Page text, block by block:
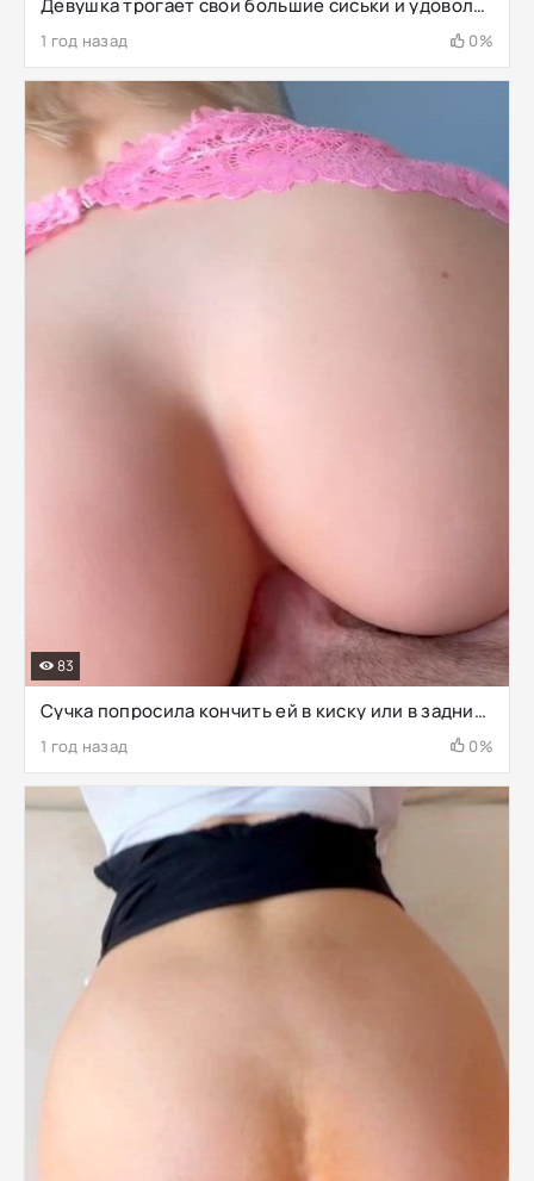
Девушка трогает свои большие сиськи и удовольствие получает
1 год назад 0%
Сучка попросила кончить ей в киску или в задницу
1 год назад 0%
83